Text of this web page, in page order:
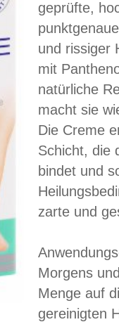
geprüfte,
und rissiger
mit
natürliche
macht sie
Die Creme
Schicht, die
bindet und
zarte und
Morgens
Menge auf
gereinigten